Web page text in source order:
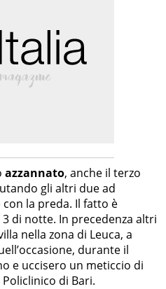
azzannato, anche il terzo
gli altri due ad
la preda. Il fatto è
di notte. In precedenza altri
nella zona di Leuca, a
durante il
e uccisero un meticcio di
di Bari.